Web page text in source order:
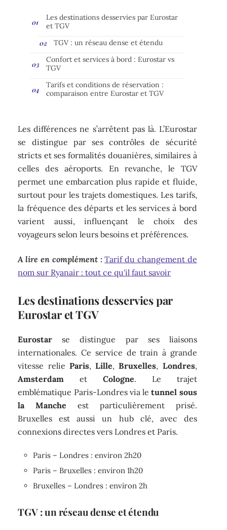
Les destinations desservies par Eurostar
et TGV
TGV : un réseau dense et étendu
Confort et services à bord : Eurostar vs
TGV
Tarifs et conditions de réservation :
comparaison entre Eurostar et TGV
Les différences ne s’arrêtent pas là. L’Eurostar
se distingue par ses contrôles de sécurité
stricts et ses formalités douanières, similaires à
celles des aéroports. En revanche, le TGV
permet une embarcation plus rapide et fluide,
surtout pour les trajets domestiques. Les tarifs,
la fréquence des départs et les services à bord
varient aussi, influençant le choix des
voyageurs selon leurs besoins et préférences.
A lire en complément : Tarif du changement de
nom sur Ryanair : tout ce qu'il faut savoir
Les destinations desservies par
Eurostar et TGV
Eurostar se distingue par ses liaisons
internationales. Ce service de train à grande
vitesse relie Paris,Lille,Bruxelles, Londres,
Amsterdam et Cologne. Le trajet
emblématique Paris-Londres via letunnel sous
la Manche est particulièrement prisé.
Bruxelles est aussi un hub clé, avec des
connexions directes vers Londres et Paris.
Paris – Londres : environ 2h20
Paris – Bruxelles : environ 1h20
Bruxelles – Londres : environ 2h
TGV : un réseau dense et étendu